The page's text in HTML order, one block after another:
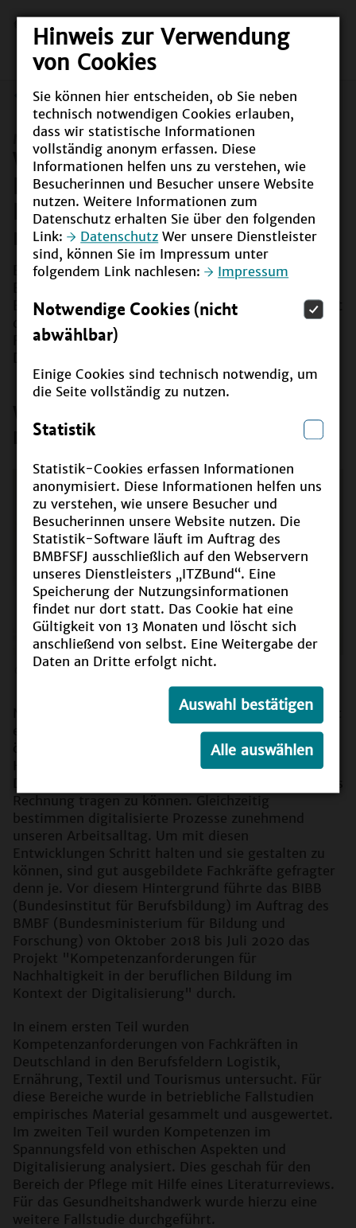
Hinweis zur Verwendung
von Cookies
Sie können hier entscheiden, ob Sie neben
technisch notwendigen Cookies erlauben,
dass wir statistische Informationen
vollständig anonym erfassen. Diese
Informationen helfen uns zu verstehen, wie
Besucherinnen und Besucher unsere Website
nutzen. Weitere Informationen zum
Datenschutz erhalten Sie über den folgenden
Link:
Datenschutz Wer unsere Dienstleister
sind, können Sie im Impressum unter
folgendem Link nachlesen:
Impressum
Notwendige Cookies (nicht
abwählbar)
Einige Cookies sind technisch notwendig, um
die Seite vollständig zu nutzen.
Statistik
Statistik-Cookies erfassen Informationen
anonymisiert. Diese Informationen helfen uns
zu verstehen, wie unsere Besucher und
Besucherinnen unsere Website nutzen. Die
Statistik-Software läuft im Auftrag des
BMBFSFJ ausschließlich auf den Webservern
unseres Dienstleisters „ITZBund“. Eine
Speicherung der Nutzungsinformationen
findet nur dort statt. Das Cookie hat eine
Gültigkeit von 13 Monaten und löscht sich
anschließend von selbst. Eine Weitergabe der
Daten an Dritte erfolgt nicht.
Auswahl bestätigen
Alle auswählen
Meldungen
Wie hängen Nachhaltigkeit und
Digitalisierung in der
Beruflichen Bildung
miteinander zusammen?
Meldung vom 03.11.2020
Ein Projektteam des Bundesinstituts für
Bundesministeriums für Bildung und Forschung mit
der Frage der Kompetenzentwicklung von
Fachkräften in den Bereichen Nachhaltigkeit und
Digitalisierung in der Beruflichen Bildung?
Adobe Stock/ industrieblick
Nachhaltiger beruflicher Handlungsfähigkeit kommt
eine wachsende Bedeutung zu, um ökologischen,
ökonomischen und sozialen Anforderungen bei der
Herstellung von Produkten und dem Erbringen von
Rechnung tragen zu können. Gleichzeitig
bestimmen digitalisierte Prozesse zunehmend
unseren Arbeitsalltag. Um mit diesen
Entwicklungen Schritt halten und sie gestalten zu
können, sind gut ausgebildete Fachkräfte gefragter
denn je. Vor diesem Hintergrund führte das BIBB
(Bundesinstitut für Berufsbildung) im Auftrag des
BMBF (Bundesministerium für Bildung und
Forschung) von Oktober 2018 bis Juli 2020 das
Projekt "Kompetenzanforderungen für
Nachhaltigkeit in der beruflichen Bildung im
Kontext der Digitalisierung" durch.
In einem ersten Teil wurden
Kompetenzanforderungen von Fachkräften in
Deutschland in den Berufsfeldern Logistik,
Ernährung, Textil und Tourismus untersucht. Für
diese Bereiche wurde in betriebliche Fallstudien
empirisches Material gesammelt und ausgewertet.
Im zweiten Teil wurden Kompetenzen im
Spannungsfeld von ethischen Aspekten und
Digitalisierung analysiert. Dies geschah für den
Bereich der Pflege mit Hilfe eines Literaturreviews.
Für das Gesundheitshandwerk wurde hierzu eine
weitere Fallstudie durchgeführt.